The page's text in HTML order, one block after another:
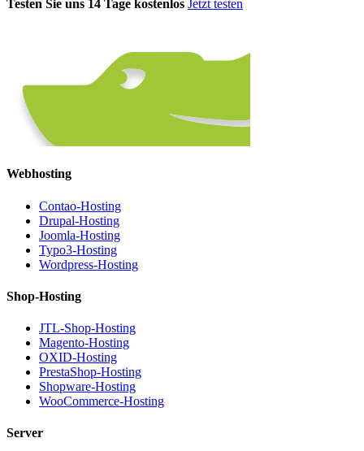
Testen Sie uns 14 Tage kostenlos Jetzt testen
Webhosting
Contao-Hosting
Drupal-Hosting
Joomla-Hosting
Typo3-Hosting
Wordpress-Hosting
Shop-Hosting
JTL-Shop-Hosting
Magento-Hosting
OXID-Hosting
PrestaShop-Hosting
Shopware-Hosting
WooCommerce-Hosting
Server